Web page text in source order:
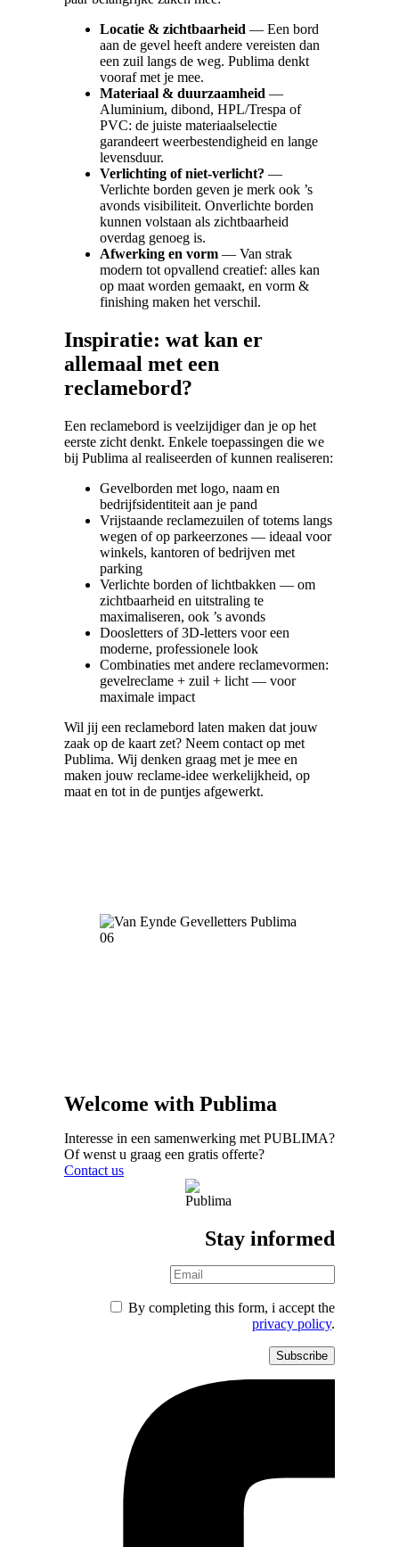
Locatie & zichtbaarheid — Een bord
aan de gevel heeft andere vereisten dan
een zuil langs de weg. Publima denkt
vooraf met je mee.
Materiaal & duurzaamheid —
Aluminium, dibond, HPL/Trespa of
PVC: de juiste materiaalselectie
garandeert weerbestendigheid en lange
levensduur.
Verlichting of niet-verlicht? —
Verlichte borden geven je merk ook ’s
avonds visibiliteit. Onverlichte borden
kunnen volstaan als zichtbaarheid
overdag genoeg is.
Afwerking en vorm — Van strak
modern tot opvallend creatief: alles kan
op maat worden gemaakt, en vorm &
finishing maken het verschil.
Inspiratie: wat kan er
allemaal met een
reclamebord?
Een reclamebord is veelzijdiger dan je op het
eerste zicht denkt. Enkele toepassingen die we
bij Publima al realiseerden of kunnen realiseren:
Gevelborden met logo, naam en
bedrijfsidentiteit aan je pand
Vrijstaande reclamezuilen of totems langs
wegen of op parkeerzones — ideaal voor
winkels, kantoren of bedrijven met
parking
Verlichte borden of lichtbakken — om
zichtbaarheid en uitstraling te
maximaliseren, ook ’s avonds
Doosletters of 3D‑letters voor een
moderne, professionele look
Combinaties met andere reclamevormen:
gevelreclame + zuil + licht — voor
maximale impact
Wil jij een reclamebord laten maken dat jouw
zaak op de kaart zet? Neem contact op met
Publima. Wij denken graag met je mee en
maken jouw reclame‑idee werkelijkheid, op
maat en tot in de puntjes afgewerkt.
Welcome with Publima
Interesse in een samenwerking met PUBLIMA?
Of wenst u graag een gratis offerte?
Contact us
Stay informed
By completing this form, i accept the
privacy policy.
Subscribe